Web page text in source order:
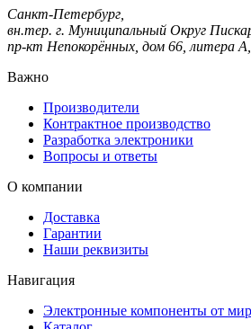
Санкт-Петербург,
вн.тер. г. Муниципальный Округ
пр-кт Непокорённых, дом 66, литера
Важно
Производители
Контрактное производство
Разработка электроники
Вопросы и ответы
О компании
Доставка
Гарантии
Наши реквизиты
Навигация
Электронные компоненты от